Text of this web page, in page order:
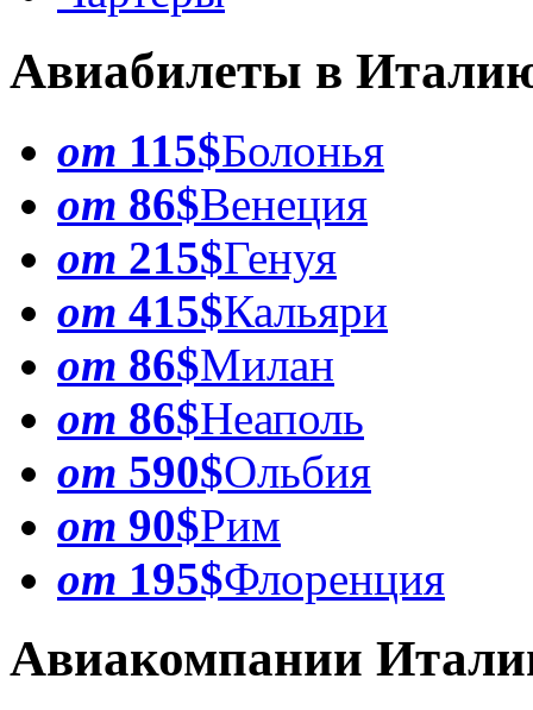
Авиабилеты в
от 115$Болонья
от 86$Венеция
от 215$Генуя
от 415$Кальяри
от 86$Милан
от 86$Неаполь
от 590$Ольбия
от 90$Рим
от 195$Флоренция
Авиакомпании